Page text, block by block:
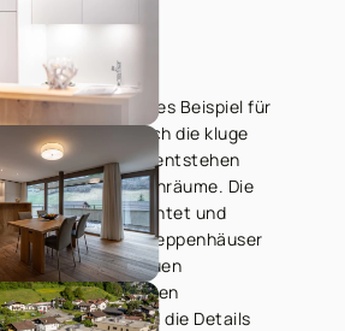
sind ein gelungenes Beispiel für
Durch die kluge
Baukörpern entstehen
Aussenräume. Die
ausgerichtet und
zentrale Treppenhäuser
sind die rauen
die versetzten
Sichtbeton und die Details